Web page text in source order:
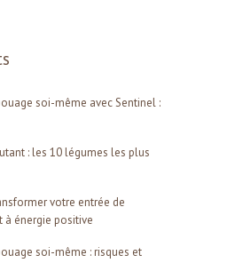
soi-même avec Sentinel :
: les 10 légumes les plus
votre entrée de
à énergie positive
soi-même : risques et